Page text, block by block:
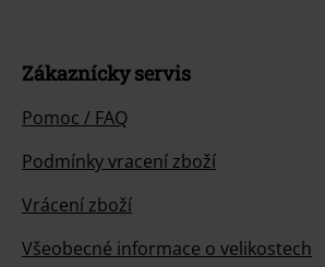
Zákaznícky servis
Pomoc / FAQ
Podmínky vracení zboží
Vrácení zboží
Všeobecné informace o velikostech